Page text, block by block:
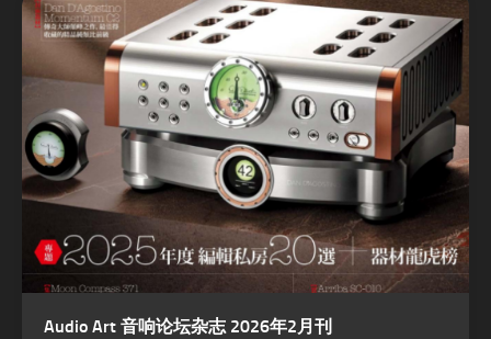
Audio Art 音响论坛杂志 2026年2月刊